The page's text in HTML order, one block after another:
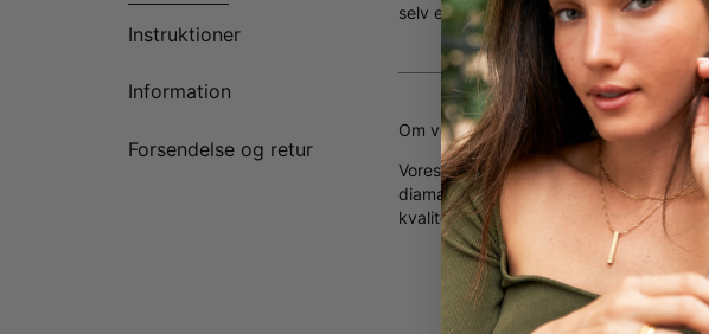
Instruktioner
Information
Forsendelse og retur
selv eller til en mor, der fortjener det!
Om vores diamanter
Voreslaboratorie skabte diamant
diamanter. Derudover et det muligt at
kvalitet.